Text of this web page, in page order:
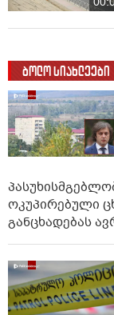
ბოლო სიახლეები
ოკუპირებული
განცხადებას